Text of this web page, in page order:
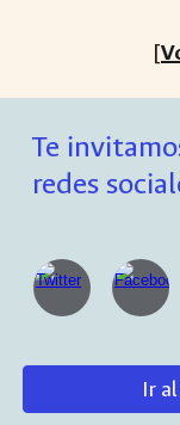
[
Te
redes
Ir